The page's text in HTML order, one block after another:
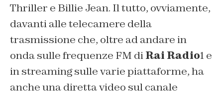
Thriller e Billie Jean. Il tutto, ovviamente,
davanti alle telecamere della
trasmissione che, oltre ad andare in
onda sulle frequenze FM diRai Radio1 e
in streaming sulle varie piattaforme, ha
anche una diretta video sul canale